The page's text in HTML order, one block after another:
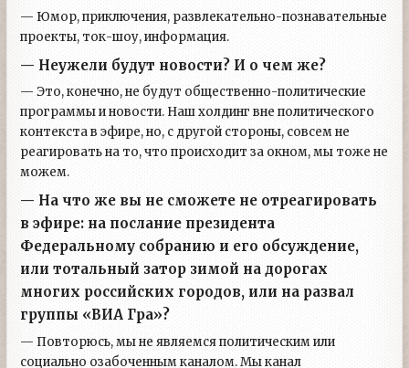
— Юмор, приключения, развлекательно-познавательные
проекты, ток-шоу, информация.
— Неужели будут новости? И о чем же?
— Это, конечно, не будут общественно-политические
программы и новости. Наш холдинг вне политического
контекста в эфире, но, с другой стороны, совсем не
реагировать на то, что происходит за окном, мы тоже не
можем.
— На что же вы не сможете не отреагировать
в эфире: на послание президента
Федеральному собранию и его обсуждение,
или тотальный затор зимой на дорогах
многих российских городов, или на развал
группы «ВИА Гра»?
— Повторюсь, мы не являемся политическим или
социально озабоченным каналом. Мы канал